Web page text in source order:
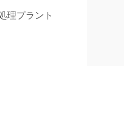
理プラント